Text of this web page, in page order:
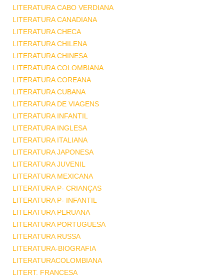
LITERATURA CABO VERDIANA
LITERATURA CANADIANA
LITERATURA CHECA
LITERATURA CHILENA
LITERATURA CHINESA
LITERATURA COLOMBIANA
LITERATURA COREANA
LITERATURA CUBANA
LITERATURA DE VIAGENS
LITERATURA INFANTIL
LITERATURA INGLESA
LITERATURA ITALIANA
LITERATURA JAPONESA
LITERATURA JUVENIL
LITERATURA MEXICANA
LITERATURA P- CRIANÇAS
LITERATURA P- INFANTIL
LITERATURA PERUANA
LITERATURA PORTUGUESA
LITERATURA RUSSA
LITERATURA-BIOGRAFIA
LITERATURACOLOMBIANA
LITERT. FRANCESA